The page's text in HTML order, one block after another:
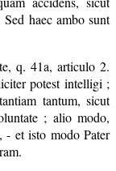
haec ambo sunt
q. 41a, articulo 2.
potest intelligi ;
tantum, sicut
; alio modo,
- et isto modo Pater